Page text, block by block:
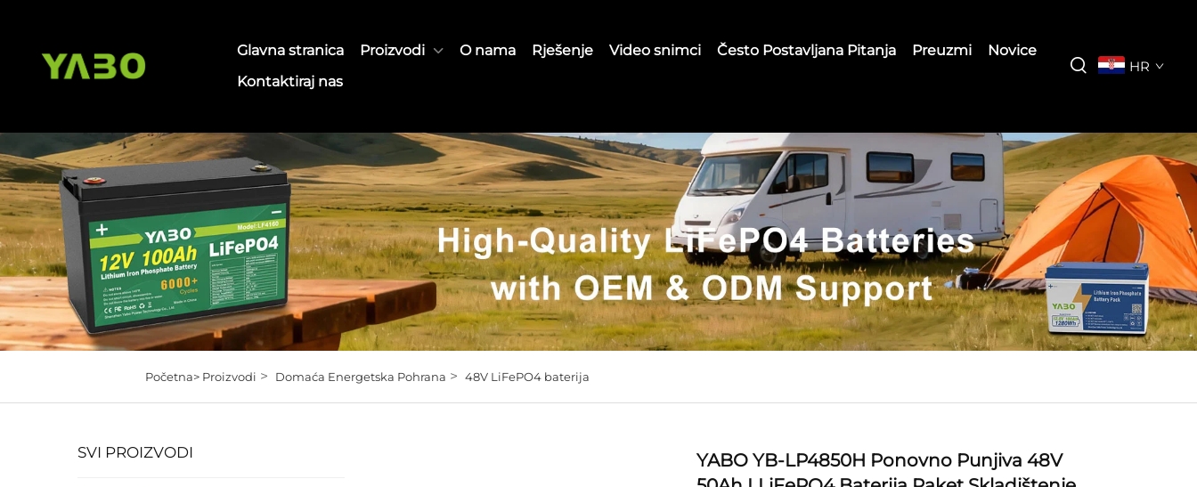
Glavna stranica Proizvodi O nama Rješenje Video snimci Često Postavljana Pitanja Preuzmi
Novice
Kontaktiraj nas
HR
Početna> Proizvodi > Domaća Energetska Pohrana > 48V LiFePO4 baterija
SVI PROIZVODI
YABO YB-LP4850H Ponovno Punjiva 48V